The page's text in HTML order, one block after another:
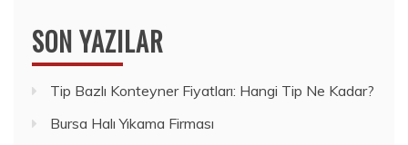
SON YAZILAR
Tip Bazlı Konteyner Fiyatları: Hangi Tip Ne Kadar?
Bursa Halı Yıkama Firması